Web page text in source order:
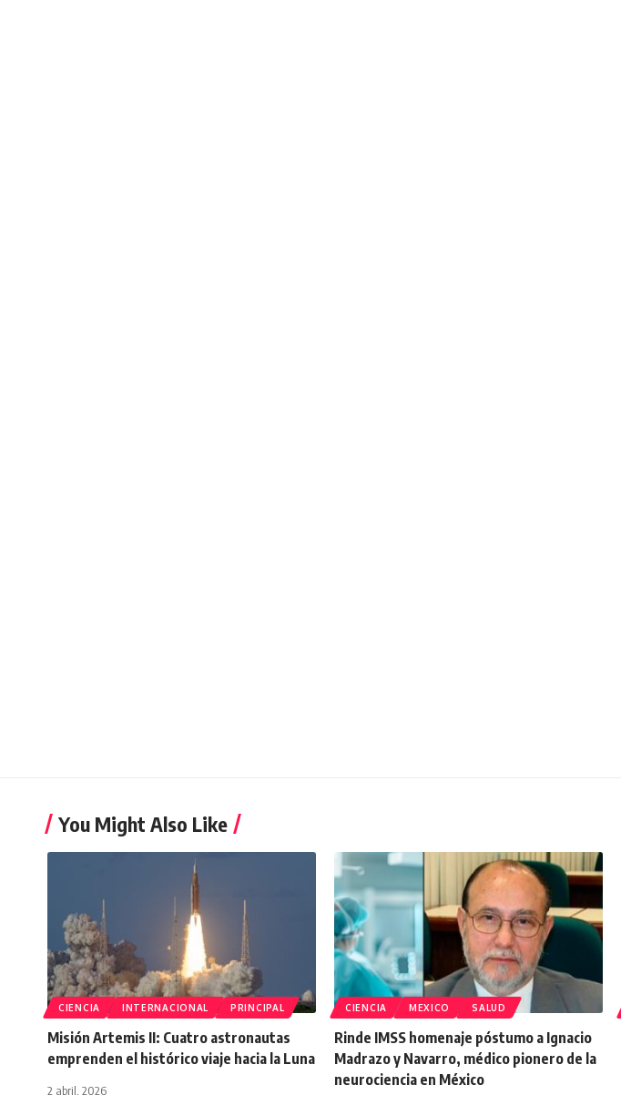
You Might Also Like
CIENCIA INTERNACIONAL PRINCIPAL
Misión Artemis II: Cuatro astronautas
emprenden el histórico viaje hacia la Luna
2 abril, 2026
CIENCIA MEXICO SALUD
Rinde IMSS homenaje póstumo a Ignacio
Madrazo y Navarro, médico pionero de la
neurociencia en México